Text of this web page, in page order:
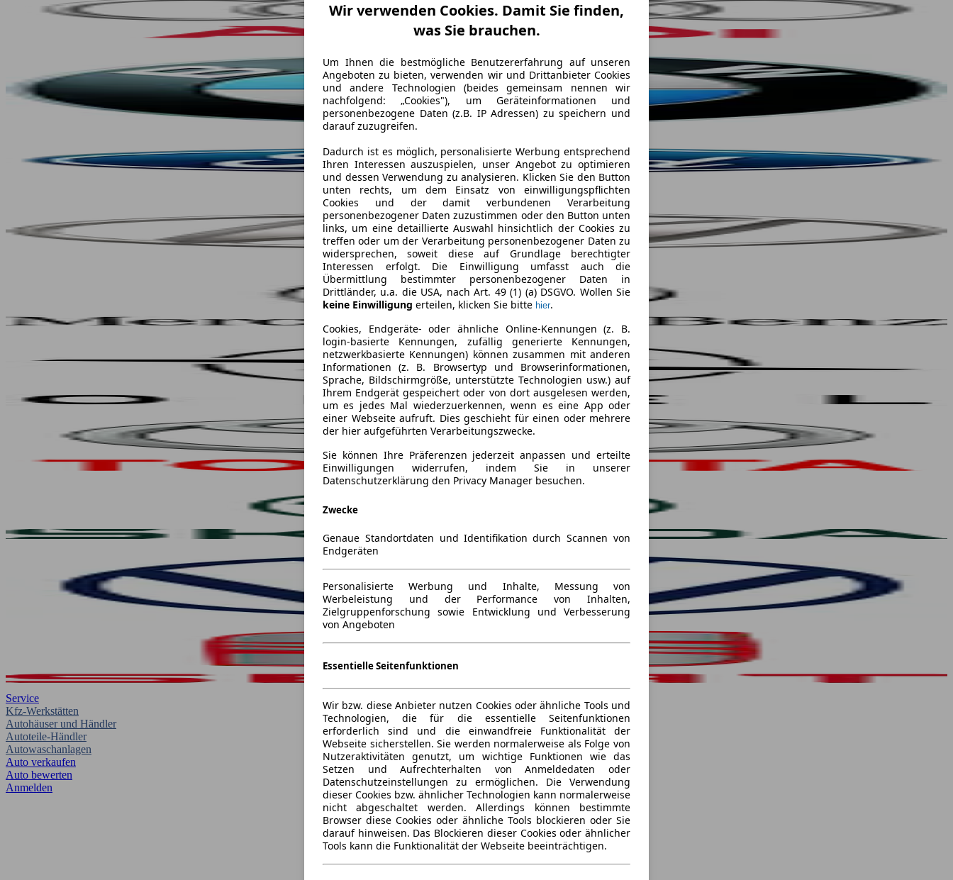
Service
Kfz-Werkstätten
Autohäuser und Händler
Autoteile-Händler
Autowaschanlagen
Auto verkaufen
Auto bewerten
Anmelden
Wir verwenden Cookies. Damit Sie finden,
was Sie brauchen.
Um Ihnen die bestmögliche Benutzererfahrung auf unseren
Angeboten zu bieten, verwenden wir und Drittanbieter Cookies
und andere Technologien (beides gemeinsam nennen wir
nachfolgend: „Cookies"), um Geräteinformationen und
personenbezogene Daten (z.B. IP Adressen) zu speichern und
darauf zuzugreifen.
Dadurch ist es möglich, personalisierte Werbung entsprechend
Ihren Interessen auszuspielen, unser Angebot zu optimieren
und dessen Verwendung zu analysieren. Klicken Sie den Button
unten rechts, um dem Einsatz von einwilligungspflichten
Cookies und der damit verbundenen Verarbeitung
personenbezogener Daten zuzustimmen oder den Button unten
links, um eine detaillierte Auswahl hinsichtlich der Cookies zu
treffen oder um der Verarbeitung personenbezogener Daten zu
widersprechen, soweit diese auf Grundlage berechtigter
Interessen erfolgt. Die Einwilligung umfasst auch die
Übermittlung bestimmter personenbezogener Daten in
Drittländer, u.a. die USA, nach Art. 49 (1) (a) DSGVO. Wollen Sie
keine Einwilligung erteilen, klicken Sie bitte hier.
Cookies, Endgeräte- oder ähnliche Online-Kennungen (z. B.
login-basierte Kennungen, zufällig generierte Kennungen,
netzwerkbasierte Kennungen) können zusammen mit anderen
Informationen (z. B. Browsertyp und Browserinformationen,
Sprache, Bildschirmgröße, unterstützte Technologien usw.) auf
Ihrem Endgerät gespeichert oder von dort ausgelesen werden,
um es jedes Mal wiederzuerkennen, wenn es eine App oder
einer Webseite aufruft. Dies geschieht für einen oder mehrere
der hier aufgeführten Verarbeitungszwecke.
Sie können Ihre Präferenzen jederzeit anpassen und erteilte
Einwilligungen widerrufen, indem Sie in unserer
Datenschutzerklärung den Privacy Manager besuchen.
Zwecke
Genaue Standortdaten und Identifikation durch Scannen von
Endgeräten
Personalisierte Werbung und Inhalte, Messung von
Werbeleistung und der Performance von Inhalten,
Zielgruppenforschung sowie Entwicklung und Verbesserung
von Angeboten
Essentielle Seitenfunktionen
Wir bzw. diese Anbieter nutzen Cookies oder ähnliche Tools und
Technologien, die für die essentielle Seitenfunktionen
erforderlich sind und die einwandfreie Funktionalität der
Webseite sicherstellen. Sie werden normalerweise als Folge von
Nutzeraktivitäten genutzt, um wichtige Funktionen wie das
Setzen und Aufrechterhalten von Anmeldedaten oder
Datenschutzeinstellungen zu ermöglichen. Die Verwendung
dieser Cookies bzw. ähnlicher Technologien kann normalerweise
nicht abgeschaltet werden. Allerdings können bestimmte
Browser diese Cookies oder ähnliche Tools blockieren oder Sie
darauf hinweisen. Das Blockieren dieser Cookies oder ähnlicher
Tools kann die Funktionalität der Webseite beeinträchtigen.